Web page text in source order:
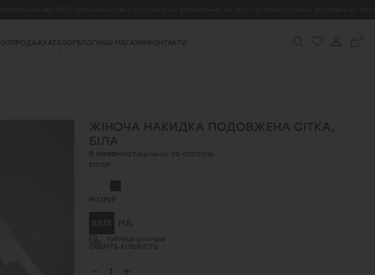
від 3000 грн безкоштовна доставка на замовлення від 3000 грн безкоштовна доставка на
КАТАЛОГБЛОГНАШ МАГАЗИНКОНТАКТИ
0
ЖІНОЧА НАКИДКА ПОДОВЖЕНА СІТКА,
БІЛА
В наявностіАртикул: 00-00003116
КОЛІР
РОЗМІР
XS/S M/L
Таблиця розмірів
ОБЕРІТЬ КІЛЬКІСТЬ